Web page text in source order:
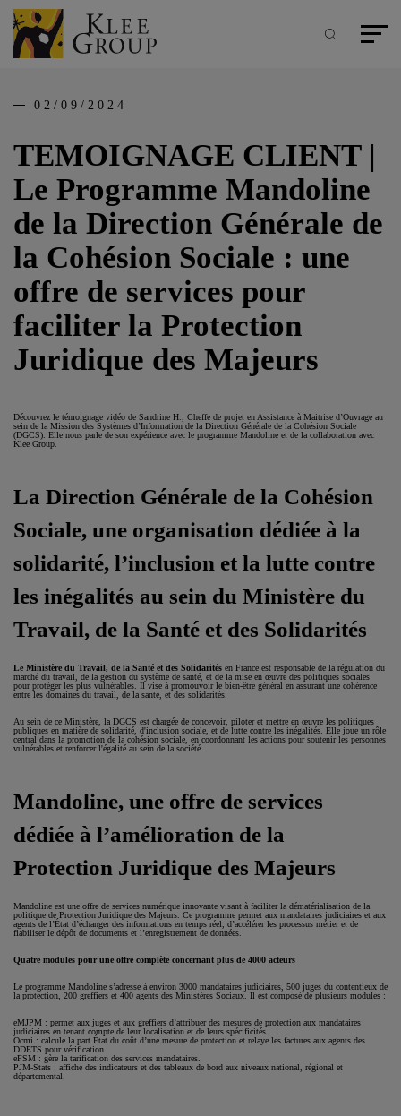
Aller
au
contenu
principal
Recherche
Menu
TEMOIGNAGE CLIENT |
Le Programme Mandoline
de la Direction Générale de
la Cohésion Sociale : une
offre de services pour
faciliter la Protection
Juridique des Majeurs
02/09/2024
Découvrez le témoignage vidéo de Sandrine H., Cheffe de projet en Assistance à Maitrise d’Ouvrage au
sein de la Mission des Systèmes d’Information de la Direction Générale de la Cohésion Sociale
(DGCS). Elle nous parle de son expérience avec le programme Mandoline et de la collaboration avec
Klee Group.
La Direction Générale de la Cohésion
Sociale, une organisation dédiée à la
solidarité, l’inclusion et la lutte contre
les inégalités au sein du Ministère du
Travail, de la Santé et des Solidarités
Le Ministère du Travail, de la Santé et des Solidarités en France est responsable de la régulation du
marché du travail, de la gestion du système de santé, et de la mise en œuvre des politiques sociales
pour protéger les plus vulnérables. Il vise à promouvoir le bien-être général en assurant une cohérence
entre les domaines du travail, de la santé, et des solidarités.
Au sein de ce Ministère, la DGCS est chargée de concevoir, piloter et mettre en œuvre les politiques
publiques en matière de solidarité, d'inclusion sociale, et de lutte contre les inégalités. Elle joue un rôle
central dans la promotion de la cohésion sociale, en coordonnant les actions pour soutenir les personnes
vulnérables et renforcer l'égalité au sein de la société.
Mandoline, une offre de services
dédiée à l’amélioration de la
Protection Juridique des Majeurs
Mandoline est une offre de services numérique innovante visant à faciliter la dématérialisation de la
politique de Protection Juridique des Majeurs. Ce programme permet aux mandataires judiciaires et aux
agents de l’État d’échanger des informations en temps réel, d’accélérer les processus métier et de
fiabiliser le dépôt de documents et l’enregistrement de données.
Quatre modules pour une offre complète concernant plus de 4000 acteurs
Le programme Mandoline s’adresse à environ 3000 mandataires judiciaires, 500 juges du contentieux de
la protection, 200 greffiers et 400 agents des Ministères Sociaux. Il est composé de plusieurs modules :
eMJPM : permet aux juges et aux greffiers d’attribuer des mesures de protection aux mandataires
judiciaires en tenant compte de leur localisation et de leurs spécificités.
Ocmi : calcule la part État du coût d’une mesure de protection et relaye les factures aux agents des
DDETS pour vérification.
eFSM : gère la tarification des services mandataires.
PJM-Stats : affiche des indicateurs et des tableaux de bord aux niveaux national, régional et
départemental.